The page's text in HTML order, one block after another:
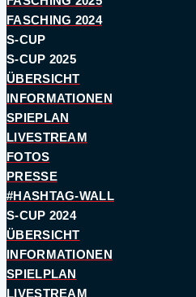
FASCHING 2024
S-CUP
S-CUP 2025
ÜBERSICHT
INFORMATIONEN
SPIEPLAN
LIVESTREAM
FOTOS
PRESSE
#HASHTAG-WALL
S-CUP 2024
ÜBERSICHT
INFORMATIONEN
SPIELPLAN
LIVESTREAM